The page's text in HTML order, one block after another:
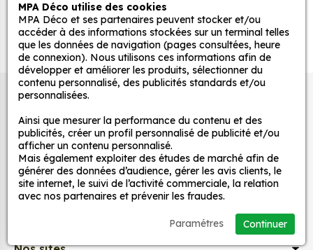
simple et rapide qui transforme toutes surfaces
lisses, propres et non poreuses.
Grâce à notre sélection de stickers et autocollants,
adaptez la décoration d’une pièce, d’une voiture,
d’un meuble, d’une porte et de toute autre surface,
et ce, à moindre coût et sans effort.
Quels sont les avantages de nos stickers
décoration ?
Une grande variété de motifs et de couleurs :
nos Flaming Car Racer 397 sont disponibles
dans une large gamme de motifs et de
couleurs, ce qui vous permet de trouver le
sticker parfait pour votre décoration.
Autocollants pour véhicules et stickers
décoratifs
MPA Déco
MPA Déco utilise des cookies
MPA Déco et ses partenaires peuvent stocker et/ou
accéder à des informations stockées sur un terminal telles
que les données de navigation (pages consultées, heure
de connexion). Nous utilisons ces informations afin de
développer et améliorer les produits, sélectionner du
contenu personnalisé, des publicités standards et/ou
personnalisées.
Ainsi que mesurer la performance du contenu et des
publicités, créer un profil personnalisé de publicité et/ou
afficher un contenu personnalisé.
Mais également exploiter des études de marché afin de
générer des données d’audience, gérer les avis clients, le
site internet, le suivi de l’activité commerciale, la relation
avec nos partenaires et prévenir les fraudes.
Continuer
Paramétres